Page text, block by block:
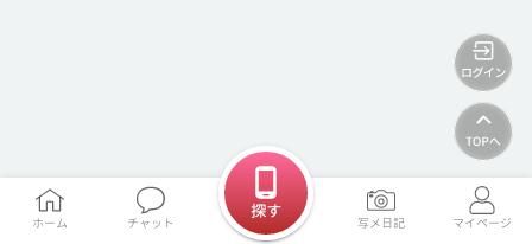
探す
ホーム チャット 写メ日記 マイページ